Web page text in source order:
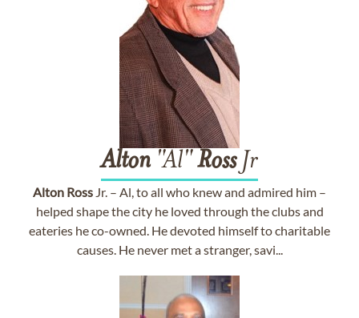
Alton "Al"RossJr
Alton Ross Jr. – Al, to all who knew and admired him –
helped shape the city he loved through the clubs and
eateries he co-owned. He devoted himself to charitable
causes. He never met a stranger, savi...